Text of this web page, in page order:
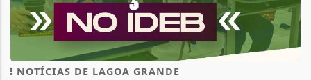
NOTÍCIAS DE LAGOA GRANDE